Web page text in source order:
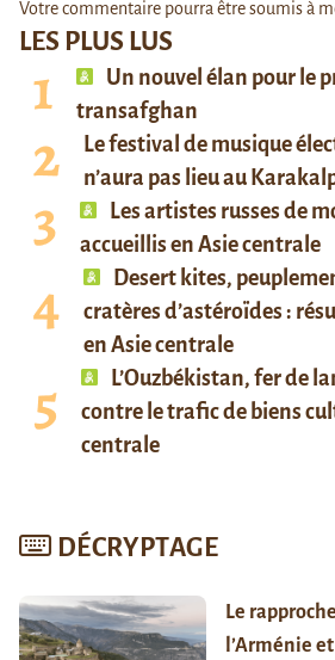
LES PLUS LUS
Un nouvel élan pour le
transafghan
Le festival de musique
n’aura pas lieu au
Les artistes russes de
accueillis en Asie centrale
Desert kites,
cratères d’astéroïdes :
en Asie centrale
L’Ouzbékistan, fer de
contre le trafic de biens
centrale
DÉCRYPTAGE
Le
l’Arménie
Votre commentaire pourra être soumis à